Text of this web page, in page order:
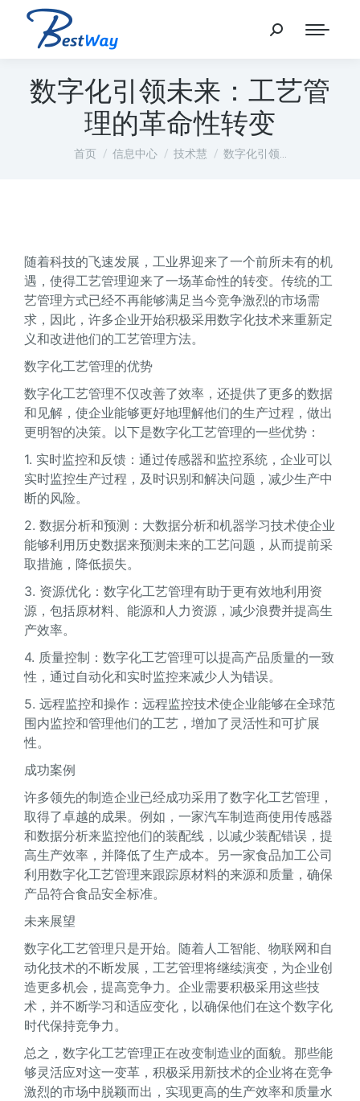
数字化引领未来：工艺管
理的革命性转变
您在这里：
首页 信息中心 技术慧 数字化引领…
随着科技的飞速发展，工业界迎来了一个前所未有的机
遇，使得工艺管理迎来了一场革命性的转变。传统的工
艺管理方式已经不再能够满足当今竞争激烈的市场需
求，因此，许多企业开始积极采用数字化技术来重新定
义和改进他们的工艺管理方法。
数字化工艺管理的优势
数字化工艺管理不仅改善了效率，还提供了更多的数据
和见解，使企业能够更好地理解他们的生产过程，做出
更明智的决策。以下是数字化工艺管理的一些优势：
1. 实时监控和反馈：通过传感器和监控系统，企业可以
实时监控生产过程，及时识别和解决问题，减少生产中
断的风险。
2. 数据分析和预测：大数据分析和机器学习技术使企业
能够利用历史数据来预测未来的工艺问题，从而提前采
取措施，降低损失。
3. 资源优化：数字化工艺管理有助于更有效地利用资
源，包括原材料、能源和人力资源，减少浪费并提高生
产效率。
4. 质量控制：数字化工艺管理可以提高产品质量的一致
性，通过自动化和实时监控来减少人为错误。
5. 远程监控和操作：远程监控技术使企业能够在全球范
围内监控和管理他们的工艺，增加了灵活性和可扩展
性。
成功案例
许多领先的制造企业已经成功采用了数字化工艺管理，
取得了卓越的成果。例如，一家汽车制造商使用传感器
和数据分析来监控他们的装配线，以减少装配错误，提
高生产效率，并降低了生产成本。另一家食品加工公司
利用数字化工艺管理来跟踪原材料的来源和质量，确保
产品符合食品安全标准。
未来展望
数字化工艺管理只是开始。随着人工智能、物联网和自
动化技术的不断发展，工艺管理将继续演变，为企业创
造更多机会，提高竞争力。企业需要积极采用这些技
术，并不断学习和适应变化，以确保他们在这个数字化
时代保持竞争力。
总之，数字化工艺管理正在改变制造业的面貌。那些能
够灵活应对这一变革，积极采用新技术的企业将在竞争
激烈的市场中脱颖而出，实现更高的生产效率和质量水